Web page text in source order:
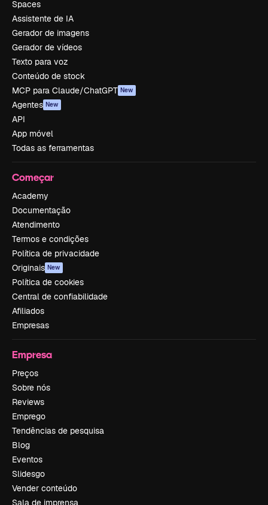
Spaces
Assistente de IA
Gerador de imagens
Gerador de vídeos
Texto para voz
Conteúdo de stock
MCP para Claude/ChatGPT New
Agentes New
API
App móvel
Todas as ferramentas
Começar
Academy
Documentação
Atendimento
Termos e condições
Política de privacidade
Originais New
Política de cookies
Central de confiabilidade
Afiliados
Empresas
Empresa
Preços
Sobre nós
Reviews
Emprego
Tendências de pesquisa
Blog
Eventos
Slidesgo
Vender conteúdo
Sala de imprensa